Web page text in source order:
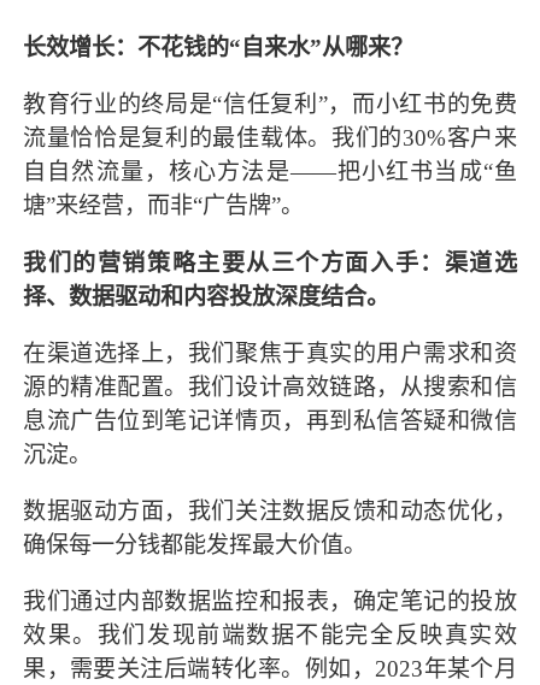
长效增长：不花钱的“自来水”从哪来？
教育行业的终局是“信任复利”，而小红书的免费
流量恰恰是复利的最佳载体。我们的30%客户来
自自然流量，核心方法是——把小红书当成“鱼
塘”来经营，而非“广告牌”。
我们的营销策略主要从三个方面入手：渠道选
择、数据驱动和内容投放深度结合。
在渠道选择上，我们聚焦于真实的用户需求和资
源的精准配置。我们设计高效链路，从搜索和信
息流广告位到笔记详情页，再到私信答疑和微信
沉淀。
数据驱动方面，我们关注数据反馈和动态优化，
确保每一分钱都能发挥最大价值。
我们通过内部数据监控和报表，确定笔记的投放
效果。我们发现前端数据不能完全反映真实效
果，需要关注后端转化率。例如，2023年某个月